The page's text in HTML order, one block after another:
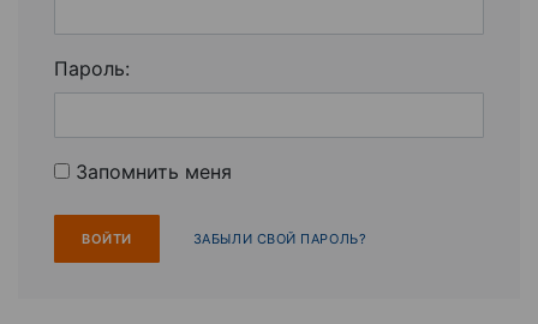
Пароль:
Запомнить меня
ЗАБЫЛИ СВОЙ ПАРОЛЬ?